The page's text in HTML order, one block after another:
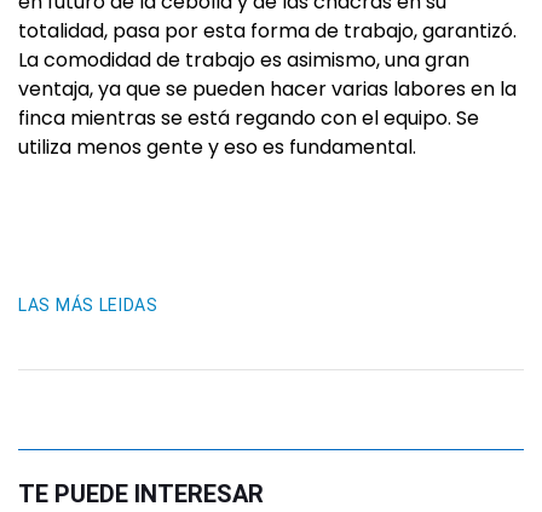
totalidad, pasa por esta forma de trabajo, garantizó.
La comodidad de trabajo es asimismo, una gran
ventaja, ya que se pueden hacer varias labores en la
finca mientras se está regando con el equipo. Se
utiliza menos gente y eso es fundamental.
LAS MÁS LEIDAS
TE PUEDE INTERESAR